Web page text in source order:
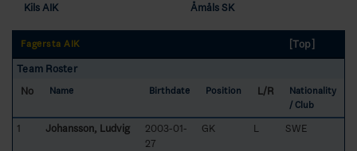
Kils AIK
Åmåls SK
Fagersta AIK
[Top]
Team Roster
No
Name Birthdate Position L/R
Nationality
/ Club
1 Johansson, Ludvig
2003-01-
27
GK L SWE